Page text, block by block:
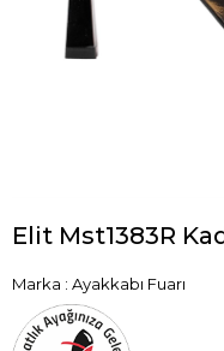
Elit Mst1383R
Marka : Ayakkabı Fuarı